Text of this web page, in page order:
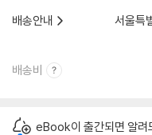
배송안내
서울특
배송비
eBook이 출간되면 알려